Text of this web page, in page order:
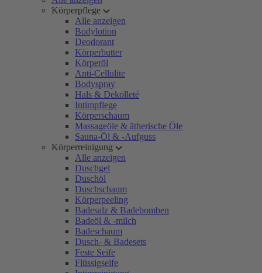
Körperpflege
Alle anzeigen
Bodylotion
Deodorant
Körperbutter
Körperöl
Anti-Cellulite
Bodyspray
Hals & Dekolleté
Intimpflege
Körperschaum
Massageöle & ätherische Öle
Sauna-Öl & -Aufguss
Körperreinigung
Alle anzeigen
Duschgel
Duschöl
Duschschaum
Körperpeeling
Badesalz & Badebomben
Badeöl & -milch
Badeschaum
Dusch- & Badesets
Feste Seife
Flüssigseife